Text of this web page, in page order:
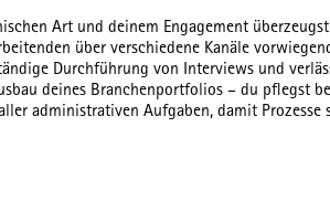
Art und deinem Engagement
über verschiedene Kanäle
Durchführung von Interviews und
deines Branchenportfolios – du pflegst
administrativen Aufgaben, damit Prozesse